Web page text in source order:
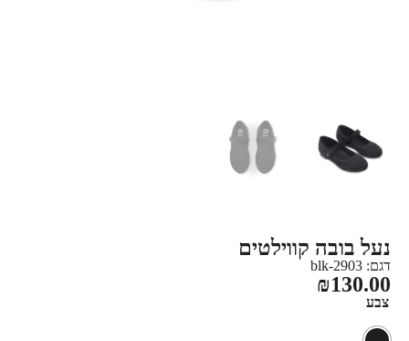
נעל בובה קווילטים
דגם: 2903-blk
₪130.00
צבע